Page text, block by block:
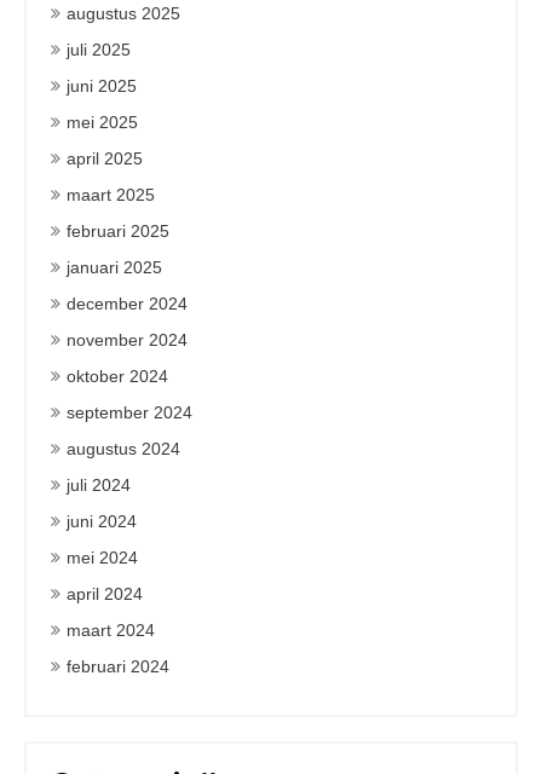
augustus 2025
juli 2025
juni 2025
mei 2025
april 2025
maart 2025
februari 2025
januari 2025
december 2024
november 2024
oktober 2024
september 2024
augustus 2024
juli 2024
juni 2024
mei 2024
april 2024
maart 2024
februari 2024